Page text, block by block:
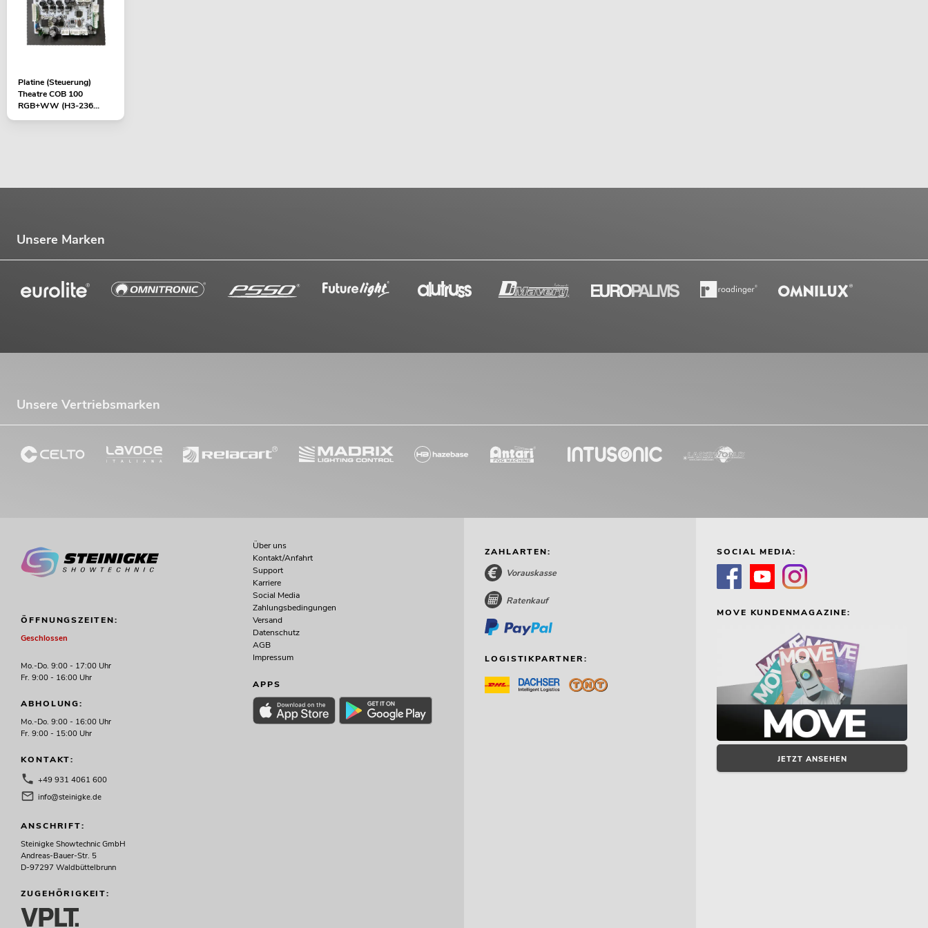
Platine (Steuerung)
Theatre COB 100
RGB+WW (H3-236
V1.0)
Unsere Marken
Unsere Vertriebsmarken
ÖFFNUNGSZEITEN:
Geschlossen
Mo.-Do. 9:00 - 17:00 Uhr
Fr. 9:00 - 16:00 Uhr
ABHOLUNG:
Mo.-Do. 9:00 - 16:00 Uhr
Fr. 9:00 - 15:00 Uhr
KONTAKT:
+49 931 4061 600
info@steinigke.de
ANSCHRIFT:
Steinigke Showtechnic GmbH
Andreas-Bauer-Str. 5
D-97297 Waldbüttelbrunn
ZUGEHÖRIGKEIT:
Über uns
Kontakt/Anfahrt
Support
Karriere
Social Media
Zahlungsbedingungen
Versand
Datenschutz
AGB
Impressum
APPS
ZAHLARTEN:
Vorauskasse
Ratenkauf
LOGISTIKPARTNER:
SOCIAL MEDIA:
MOVE KUNDENMAGAZINE:
JETZT ANSEHEN